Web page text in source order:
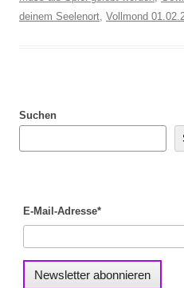
deinem Seelenort, Vollmond
Suchen
E-Mail-Adresse*